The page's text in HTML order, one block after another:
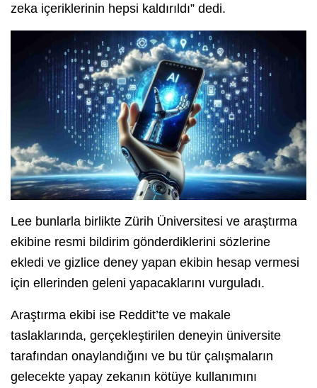
zeka içeriklerinin hepsi kaldırıldı” dedi.
Lee bunlarla birlikte Zürih Üniversitesi ve araştırma
ekibine resmi bildirim gönderdiklerini sözlerine
ekledi ve gizlice deney yapan ekibin hesap vermesi
için ellerinden geleni yapacaklarını vurguladı.
Araştırma ekibi ise Reddit’te ve makale
taslaklarında, gerçekleştirilen deneyin üniversite
tarafından onaylandığını ve bu tür çalışmaların
gelecekte yapay zekanın kötüye kullanımını